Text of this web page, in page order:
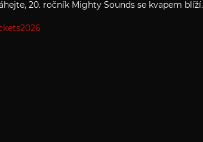
20. ročník Mighty Sounds se kvapem blíží.